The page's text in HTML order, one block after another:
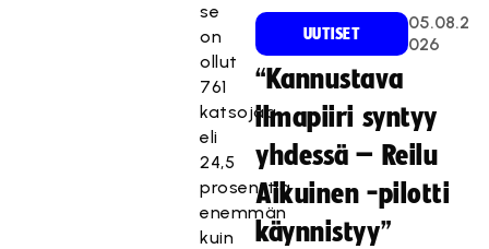
se
on
ollut
761
katsojaa
eli
24,5
prosenttia
enemmän
kuin
UUTISET
05.08.2
026
“Kannustava
ilmapiiri syntyy
yhdessä – Reilu
Aikuinen -pilotti
käynnistyy”